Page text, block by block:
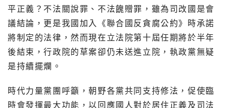
平正義？不法關說罪、不法餽贈罪，雖為司改國是會
議結論，更是我國加入《聯合國反貪腐公約》時承諾
將制定的法律，然而現在立法院第十屆任期將於半年
後結束，行政院的草案卻仍未送進立院，執政黨無疑
是持續擺爛。
時代力量黨團呼籲，朝野各黨共同支持修法，促使臨
時會發揮最大功能，以回應國人對於居住正義及司法